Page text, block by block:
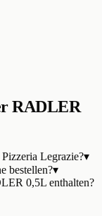
RADLER
Legrazie?▾
bestellen?▾
0,5L enthalten?